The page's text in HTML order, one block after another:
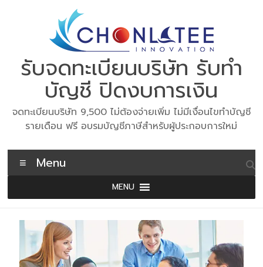
รับจดทะเบียนบริษัท รับทำ
บัญชี ปิดงบการเงิน
จดทะเบียนบริษัท 9,500 ไม่ต้องจ่ายเพิ่ม ไม่มีเงื่อนไขทำบัญชี
รายเดือน ฟรี อบรมบัญชีภาษีสำหรับผู้ประกอบการใหม่
Menu
MENU